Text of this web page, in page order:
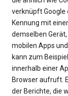
verknüpft Google
Kennung mit
demselben
mobilen Apps
kann zum
innerhalb einer
Browser aufruft.
der Berichte, die